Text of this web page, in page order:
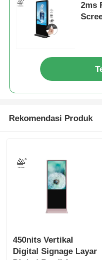
2ms
Rekomendasi Produk
450nits Vertikal
Digital Signage Layar